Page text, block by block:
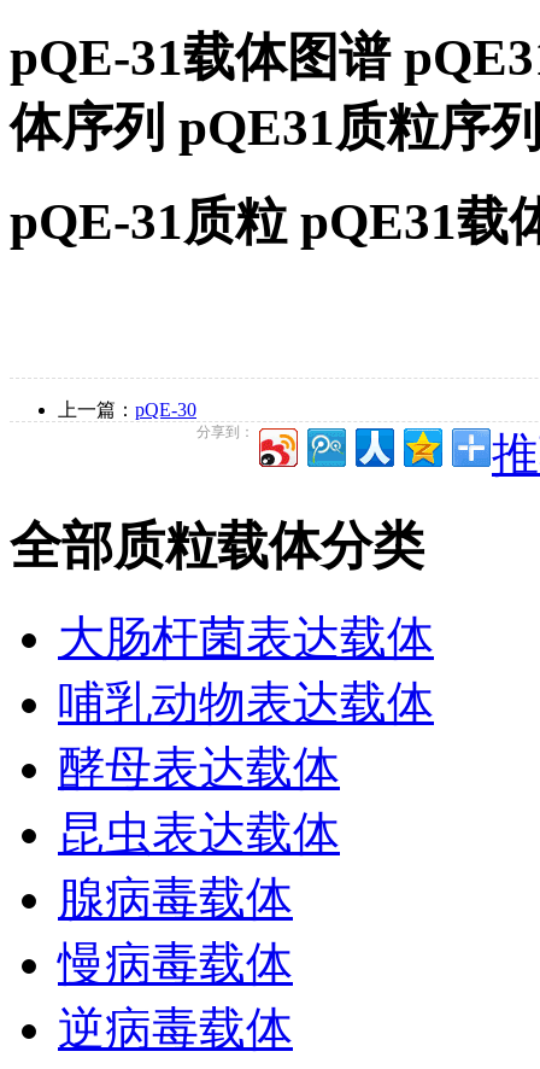
pQE-31载体图谱
体序列 pQE31质粒序
pQE-31质粒 pQE31载
上一篇： pQE-30
分享到：
全部质粒载体分类
大肠杆菌表达载体
哺乳动物表达载体
酵母表达载体
昆虫表达载体
腺病毒载体
慢病毒载体
逆病毒载体